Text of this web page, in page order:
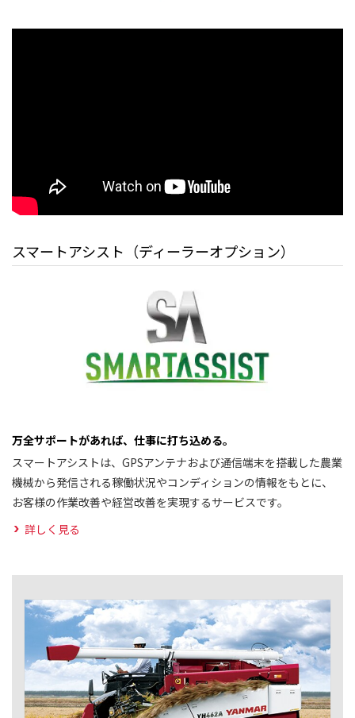
スマートアシスト（ディーラーオプション）
万全サポートがあれば、仕事に打ち込める。
スマートアシストは、GPSアンテナおよび通信端末を搭載した農業
機械から発信される稼働状況やコンディションの情報をもとに、
お客様の作業改善や経営改善を実現するサービスです。
詳しく見る